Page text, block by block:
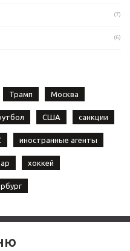
(7)
(6)
Трамп Москва
США санкции
иностранные агенты
хоккей